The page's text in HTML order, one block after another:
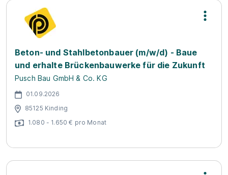
Beton- und Stahlbetonbauer (m/w/d) - Baue
und erhalte Brückenbauwerke für die Zukunft
Pusch Bau GmbH & Co. KG
01.09.2026
85125 Kinding
1.080 - 1.650 € pro Monat